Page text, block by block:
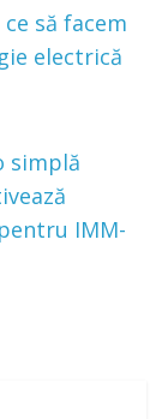
să facem
electrică
simplă
IMM-